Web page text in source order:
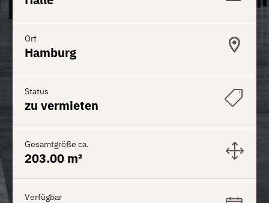
Ort
Hamburg
Status
zu vermieten
Gesamtgröße ca.
203.00 m²
Verfügbar